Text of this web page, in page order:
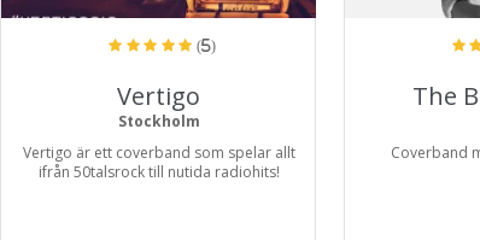
(5)
Vertigo
Stockholm
Vertigo är ett coverband som spelar allt
ifrån 50talsrock till nutida radiohits!
The
Coverband